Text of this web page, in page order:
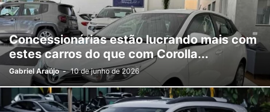
Concessionárias estão lucrando mais com
estes carros do que com Corolla...
Gabriel Araújo - 10 de junho de 2026